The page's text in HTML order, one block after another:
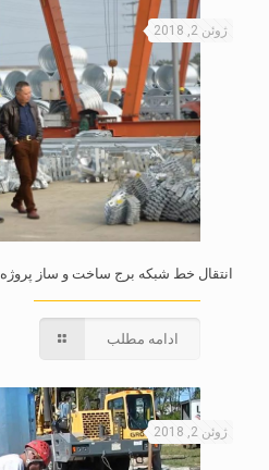
ژوئن 2, 2018
انتقال خط شبکه برج ساخت و ساز پروژه
ادامه مطلب
ژوئن 2, 2018